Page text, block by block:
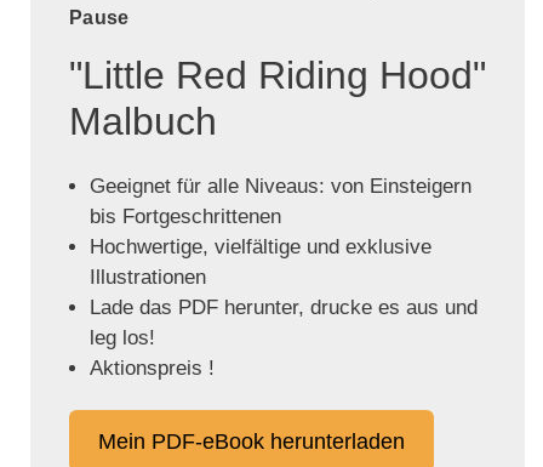
Pause
"Little Red Riding Hood"
Malbuch
Geeignet für alle Niveaus: von Einsteigern
bis Fortgeschrittenen
Hochwertige, vielfältige und exklusive
Illustrationen
Lade das PDF herunter, drucke es aus und
leg los!
Aktionspreis !
Mein PDF-eBook herunterladen